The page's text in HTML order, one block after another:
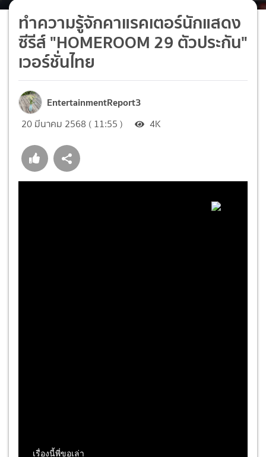
ทำความรู้จักคาแรคเตอร์นักแสดง
ซีรีส์ "HOMEROOM 29 ตัวประกัน"
เวอร์ชั่นไทย
EntertainmentReport3
20 มีนาคม 2568 ( 11:55 ) 4K